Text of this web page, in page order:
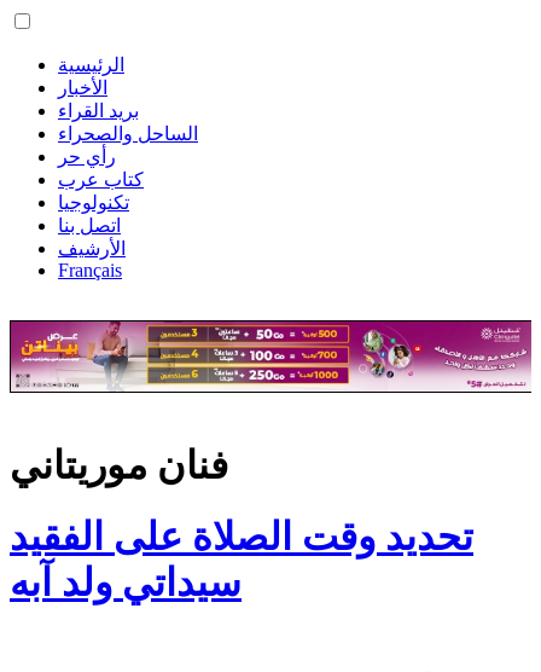
الرئيسية
الأخبار
بريد القراء
الساحل والصحراء
رأي حر
كتاب عرب
تكنولوجيا
اتصل بنا
الأرشيف
Français
فنان موريتاني
تحديد وقت الصلاة على الفقيد
سيداتي ولد آبه